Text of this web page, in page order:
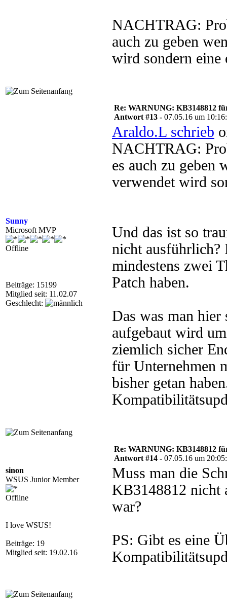
NACHTRAG:
auch zu geben
wird sondern
Sunny
Microsoft MVP
Offline
Beiträge: 15199
Mitglied seit: 11.02.07
Geschlecht:
Re: WARNUNG: KB3148812
Antwort #13 - 07.05.16 um
Araldo.L schrieb
NACHTRAG:
es auch zu geben
verwendet wird
Und das ist so
nicht ausführlich?
mindestens zwei
Patch haben.
Das was man
aufgebaut wird
ziemlich sicher
für Unternehmen
bisher getan
sinon
WSUS Junior Member
Offline
I love WSUS!
Beiträge: 19
Mitglied seit: 19.02.16
Re: WARNUNG: KB3148812
Antwort #14 - 07.05.16 um
Muss man die
KB3148812 nicht
war?
PS: Gibt es eine